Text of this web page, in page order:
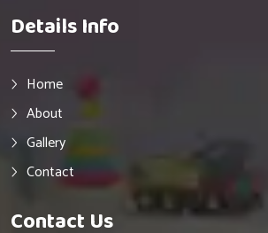
Details Info
Home
About
Gallery
Contact
Contact Us